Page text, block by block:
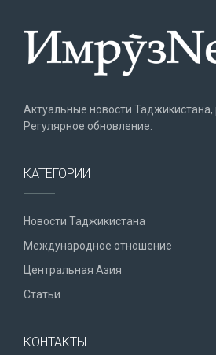
Актуальные новости Таджикистана,
Регулярное обновление.
КАТЕГОРИИ
Новости Таджикистана
Международное отношение
Центральная Азия
Статьи
КОНТАКТЫ